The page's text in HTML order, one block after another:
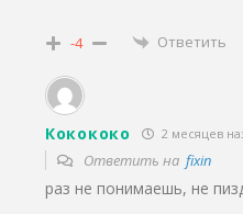
-4 Ответить
Кокококо 2 месяцев
Ответить на fixin
раз не понимаешь, не